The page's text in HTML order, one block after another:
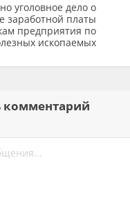
уголовное дело о
заработной платы
предприятия по
ископаемых
комментарий